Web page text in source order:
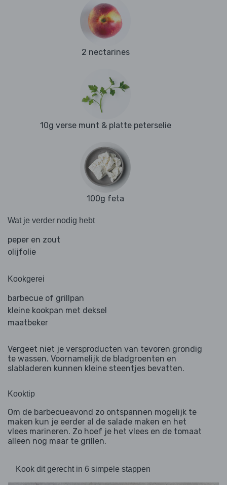
2 nectarines
10g verse munt & platte peterselie
100g feta
Wat je verder nodig hebt
peper en zout
olijfolie
Kookgerei
barbecue of grillpan
kleine kookpan met deksel
maatbeker
Vergeet niet je versproducten van tevoren grondig
te wassen. Voornamelijk de bladgroenten en
slabladeren kunnen kleine steentjes bevatten.
Kooktip
Om de barbecueavond zo ontspannen mogelijk te
maken kun je eerder al de salade maken en het
vlees marineren. Zo hoef je het vlees en de tomaat
alleen nog maar te grillen.
Kook dit gerecht in 6 simpele stappen